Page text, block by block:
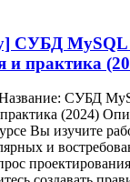
СУБД MySQL
и практика
СУБД
(2024)
Вы изучите
и